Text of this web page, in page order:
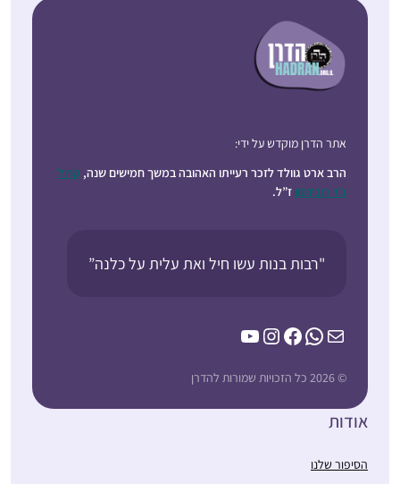
אתר הדרן מוקדש על ידי:
הרב ארט גוולד לזכר רעייתו האהובה במשך חמישים שנה, קרול
ג’וי רובינסון ז”ל.
"רבות בנות עשו חיל ואת עלית על כלנה”
Mail
WhatsApp
Facebook
Instagram
YouTube
© 2026 כל הזכויות שמורות להדרן
אודות
הסיפור שלנו